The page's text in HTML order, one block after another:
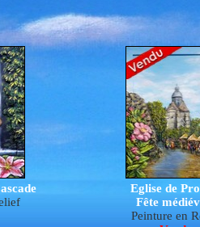
Eglise de
Fête
Peinture en